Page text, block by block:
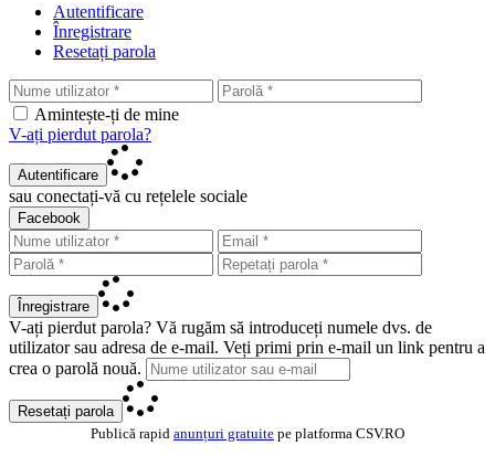
Autentificare
Înregistrare
Resetați parola
Amintește-ți de mine
V-ați pierdut parola?
Autentificare
sau conectați-vă cu rețelele sociale
Facebook
Înregistrare
V-ați pierdut parola? Vă rugăm să introduceți numele dvs. de
utilizator sau adresa de e-mail. Veți primi prin e-mail un link pentru a
crea o parolă nouă.
Resetați parola
Publică rapid anunțuri gratuite pe platforma CSV.RO